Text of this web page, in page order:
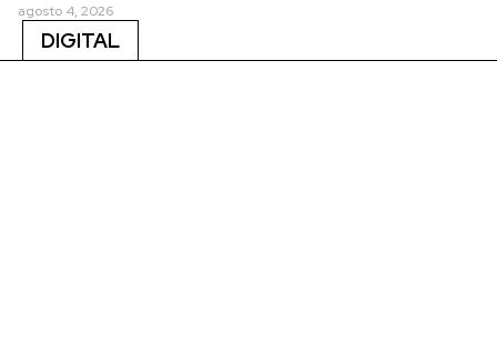
agosto 4, 2026
DIGITAL